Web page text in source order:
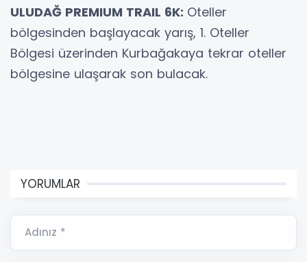
ULUDAĞ PREMIUM TRAIL 6K: Oteller
bölgesinden başlayacak yarış, 1. Oteller
Bölgesi üzerinden Kurbağakaya tekrar oteller
bölgesine ulaşarak son bulacak.
YORUMLAR
Adınız *